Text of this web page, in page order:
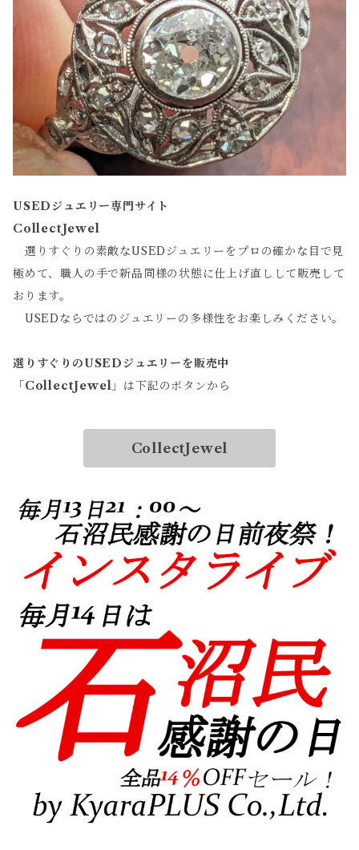
USEDジュエリー専門サイト
CollectJewel
選りすぐりの素敵なUSEDジュエリーをプロの確かな目で見
極めて、職人の手で新品同様の状態に仕上げ直しして販売して
おります。
USEDならではのジュエリーの多様性をお楽しみください。
選りすぐりのUSEDジュエリーを販売中
「 CollectJewel 」は下記のボタンから
CollectJewel